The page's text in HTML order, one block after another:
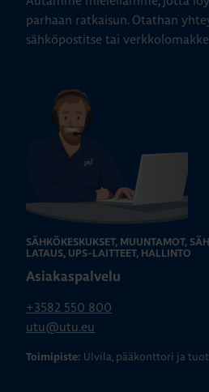
parhaan ratkaisun. Otathan
sähköpostitse tai
SÄHKÖKESKUKSET, MUUNTAMOT,
LATAUS, UPS-LAITTEET, HALLINTO
Asiakaspalvelu
+3582 550 800
utu@utu.eu
Toimipiste: Ulvila, pääkonttori ja